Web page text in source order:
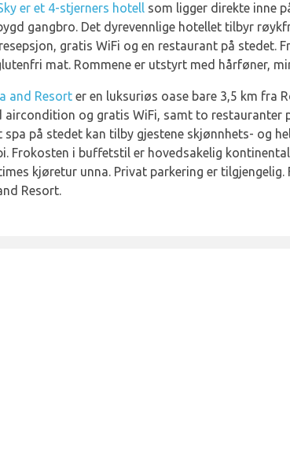
er et 4-stjerners hotell som ligger direkte inne
gangbro. Det dyrevennlige hotellet tilbyr
gratis WiFi og en restaurant på stedet.
mat. Rommene er utstyrt med hårføner,
and Resort er en luksuriøs oase bare 3,5 km fra
og gratis WiFi, samt to restauranter
spa på stedet kan tilby gjestene skjønnhets- og
Frokosten i buffetstil er hovedsakelig
kjøretur unna. Privat parkering er
Resort.